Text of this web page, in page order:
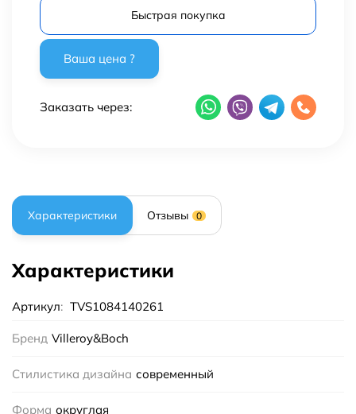
Быстрая покупка
Заказать через:
Характеристики Отзывы 0
Характеристики
Артикул: TVS1084140261
Бренд Villeroy&Boch
Стилистика дизайна современный
Форма округлая